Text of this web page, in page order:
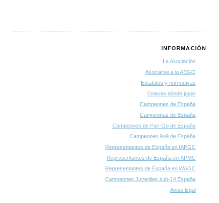
INFORMACIÓN
La Asociación
Asociarse a la AEGO
Estatutos y normativas
Enlaces dónde jugar
Campeones de España
Campeonas de España
Campeones de Pair-Go de España
Campeones 9×9 de España
Representantes de España en IAPGC
Representantes de España en KPMC
Representantes de España en WAGC
Campeones Juveniles sub-14 España
Aviso legal